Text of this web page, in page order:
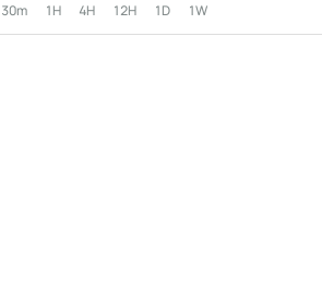
30m 1H 4H 12H 1D 1W